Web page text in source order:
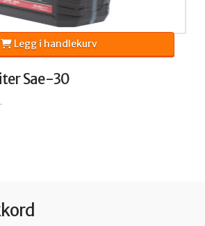
Sae-30
Legg i handlekurv